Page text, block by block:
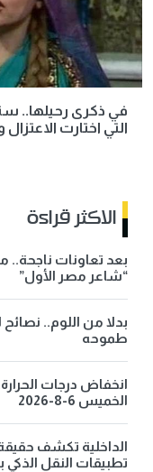
في ذكرى رحيلها..
التي اختارت
الاكثر قراءة
بعد تعاونات
“شاعر مصر الأول”
بدلا من اللوم..
طموحه
انخفاض درجات
الخميس 6-8-2026
الداخلية تكشف
تطبيقات النقل الذكي